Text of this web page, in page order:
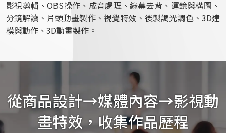
影視剪輯、OBS操作、成音處理、綠幕去背、運鏡與構圖、
分鏡解讀、片頭動畫製作、視覺特效、後製調光調色、3D建
模與動作、3D動畫製作。
從商品設計→媒體內容→影視動
畫特效，收集作品歷程